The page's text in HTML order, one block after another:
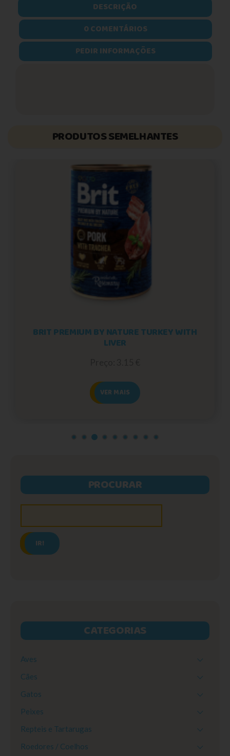
DESCRIÇÃO
0 COMENTÁRIOS
PEDIR INFORMAÇÕES
PRODUTOS SEMELHANTES
BRIT PREMIUM BY NATURE TURKEY WITH
LIVER
VER MAIS
PROCURAR
IR!
CATEGORIAS
Aves
Cães
Gatos
Peixes
Repteis e Tartarugas
Roedores / Coelhos